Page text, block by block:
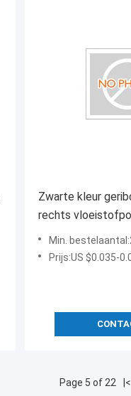
Zwarte kleur
rechts
shampoo met clip
Min.
Prijs:US $0.035-
Page 5 of 22 |<